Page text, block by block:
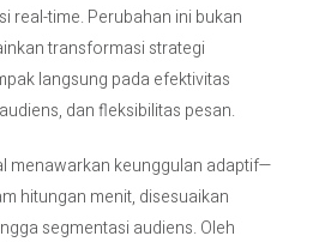
Contact Us
real-time. Perubahan ini bukan
transformasi strategi
langsung pada efektivitas
dan fleksibilitas pesan.
menawarkan keunggulan adaptif—
hitungan menit, disesuaikan
segmentasi audiens. Oleh